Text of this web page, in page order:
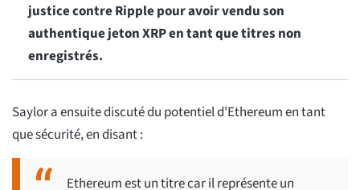
justice contre Ripple pour avoir vendu son
authentique jeton XRP en tant que titres non
enregistrés.
Saylor a ensuite discuté du potentiel d'Ethereum en tant
que sécurité, en disant :
Ethereum est un titre car il représente un